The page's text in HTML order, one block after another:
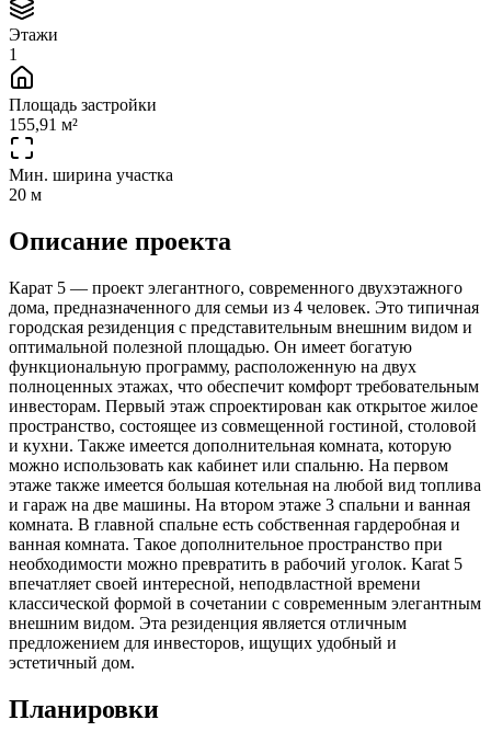
Этажи
1
Площадь застройки
155,91 м²
Мин. ширина участка
20 м
Описание проекта
Карат 5 — проект элегантного, современного двухэтажного
дома, предназначенного для семьи из 4 человек. Это типичная
городская резиденция с представительным внешним видом и
оптимальной полезной площадью. Он имеет богатую
функциональную программу, расположенную на двух
полноценных этажах, что обеспечит комфорт требовательным
инвесторам. Первый этаж спроектирован как открытое жилое
пространство, состоящее из совмещенной гостиной, столовой
и кухни. Также имеется дополнительная комната, которую
можно использовать как кабинет или спальню. На первом
этаже также имеется большая котельная на любой вид топлива
и гараж на две машины. На втором этаже 3 спальни и ванная
комната. В главной спальне есть собственная гардеробная и
ванная комната. Такое дополнительное пространство при
необходимости можно превратить в рабочий уголок. Karat 5
впечатляет своей интересной, неподвластной времени
классической формой в сочетании с современным элегантным
внешним видом. Эта резиденция является отличным
предложением для инвесторов, ищущих удобный и
эстетичный дом.
Планировки